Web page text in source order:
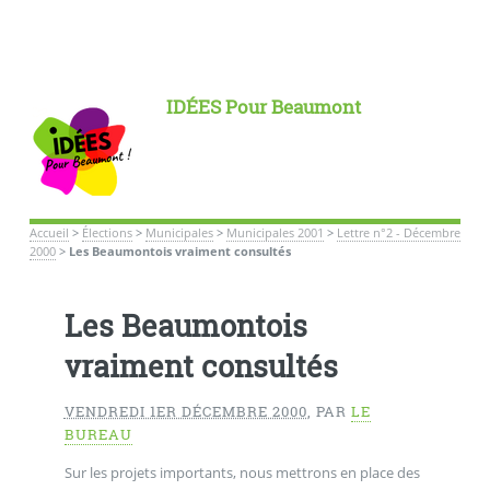
IDÉES Pour Beaumont
Accueil > Élections> Municipales> Municipales 2001 > Lettre n°2 - Décembre
2000> Les Beaumontois vraiment consultés
Les Beaumontois
vraiment consultés
VENDREDI 1ER DÉCEMBRE 2000, PAR LE
BUREAU
Sur les projets importants, nous mettrons en place des